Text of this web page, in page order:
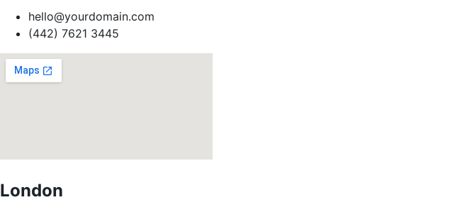
hello@yourdomain.com
(442) 7621 3445
London